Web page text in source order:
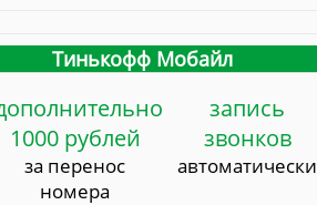
Тинькофф Мобайл
1000 рублей
за перенос
номера
запись
звонков
автоматически